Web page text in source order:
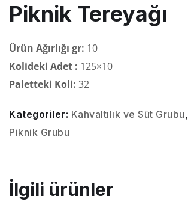
Piknik Tereyağı
Ürün Ağırlığı gr: 10
Kolideki Adet : 125×10
Paletteki Koli: 32
Kategoriler: Kahvaltılık ve Süt Grubu,
Piknik Grubu
İlgili ürünler